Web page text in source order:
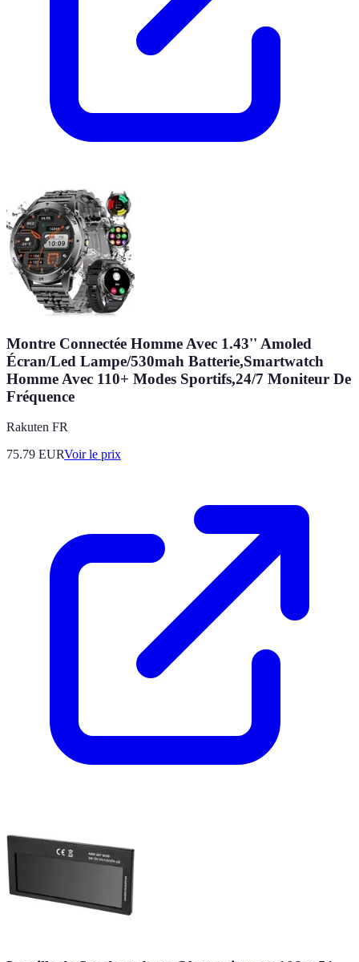
Montre Connectée Homme Avec 1.43'' Amoled
Écran/Led Lampe/530mah Batterie,Smartwatch
Homme Avec 110+ Modes Sportifs,24/7 Moniteur De
Fréquence
Rakuten FR
75.79 EURVoir le prix